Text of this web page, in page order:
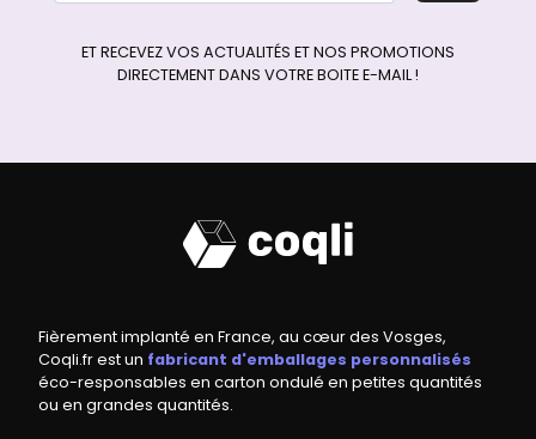
ET RECEVEZ VOS ACTUALITÉS ET NOS PROMOTIONS
DIRECTEMENT DANS VOTRE BOITE E-MAIL !
Fièrement implanté en France, au cœur des Vosges,
Coqli.fr est un fabricant d'emballages personnalisés
éco-responsables en carton ondulé en petites quantités
ou en grandes quantités.